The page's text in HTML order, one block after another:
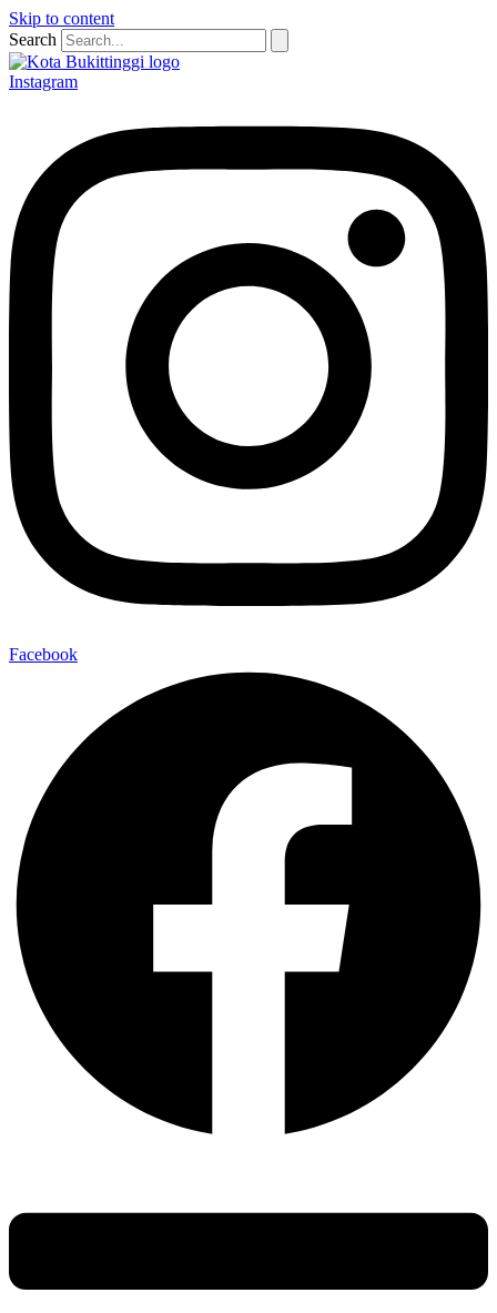
Skip to content
Search
Instagram
Facebook